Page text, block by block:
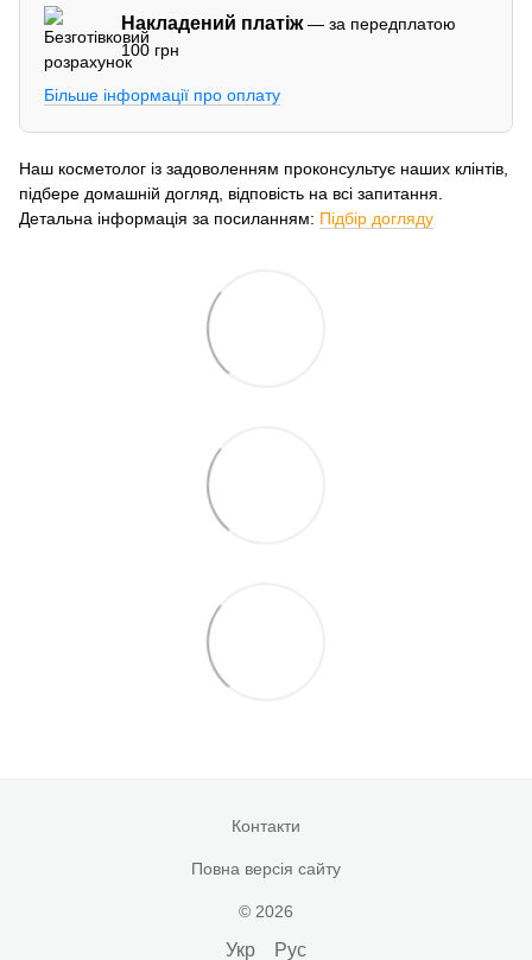
Накладений платіж— за передплатою
100 грн
Більше інформації про оплату
Наш косметолог із задоволенням проконсультує наших клінтів,
підбере домашній догляд, відповість на всі запитання.
Детальна інформація за посиланням: Підбір догляду
Контакти
Повна версія сайту
© 2026
Укр Рус